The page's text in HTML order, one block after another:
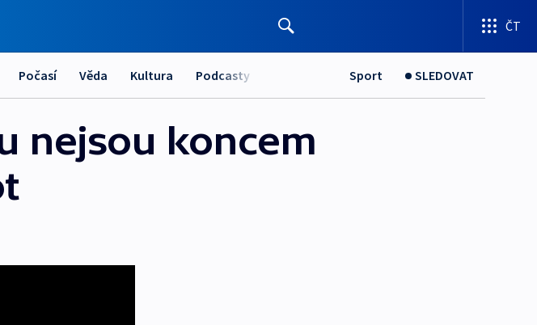
ČT
Počasí Věda Kultura Podcasty Sport SLEDOVAT
nejsou koncem